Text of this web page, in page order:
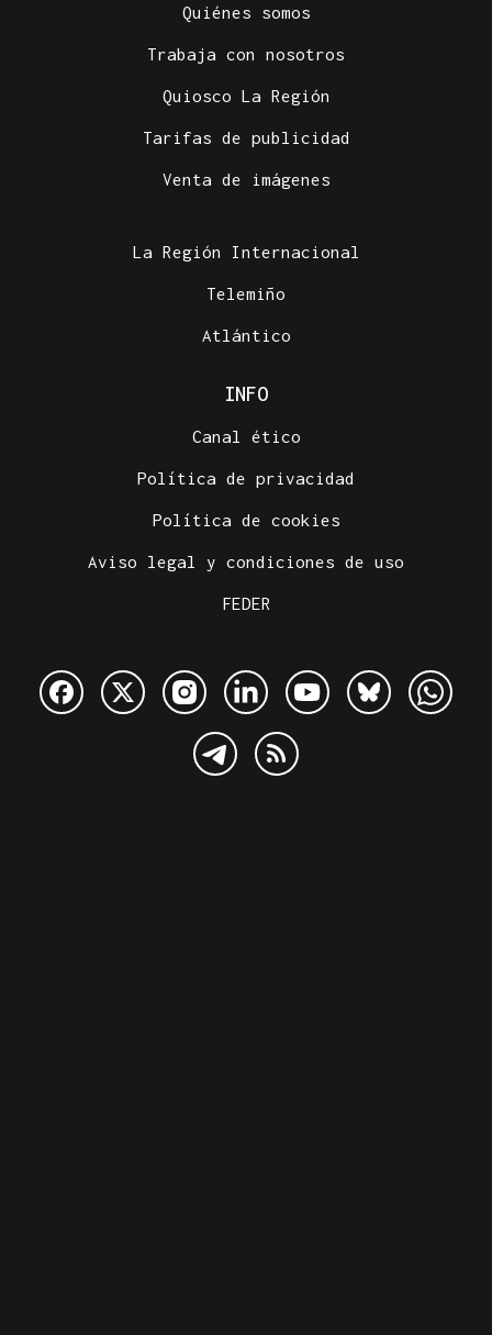
Quiénes somos
Trabaja con nosotros
Quiosco La Región
Tarifas de publicidad
Venta de imágenes
La Región Internacional
Telemiño
Atlántico
INFO
Canal ético
Política de privacidad
Política de cookies
Aviso legal y condiciones de uso
FEDER